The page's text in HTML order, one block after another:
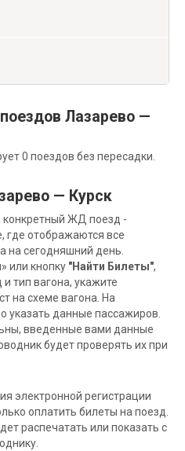
Лазарево —
0 поездов без пересадки.
— Курск
ЖД поезд -
где отображаются все
на сегодняшний день.
или кнопку "Найти Билеты",
тип вагона, укажите
на схеме вагона. На
данные пассажиров.
введенные вами данные
будет проверять их при
электронной регистрации
оплатить билеты на поезд.
распечатать или показать с